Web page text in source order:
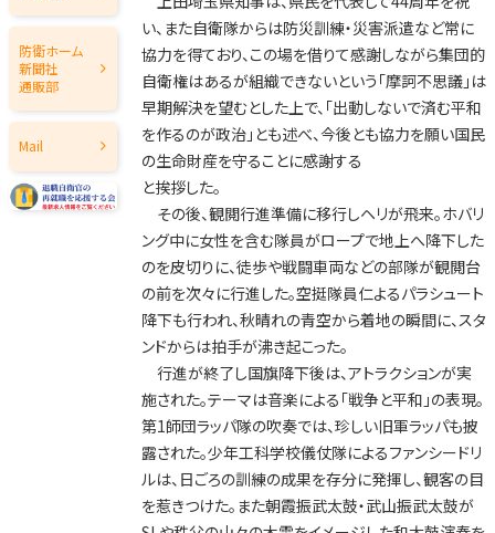
2020年
2019年
2018年
2016年
防衛ホーム
新聞社
通販部
Mail
い、また自衛隊からは防災訓練・災害派遣など常に
協力を得ており、この場を借りて感謝しながら集団的
自衛権はあるが組織できないという「摩訶不思議」は
早期解決を望むとした上で、「出動しないで済む平和
を作るのが政治」とも述べ、今後とも協力を願い国民
の生命財産を守ることに感謝する
と挨拶した。
その後、観閲行進準備に移行しヘリが飛来。ホバリ
ング中に女性を含む隊員がロープで地上へ降下した
のを皮切りに、徒歩や戦闘車両などの部隊が観閲台
の前を次々に行進した。空挺隊員仁よるパラシュート
降下も行われ、秋晴れの青空から着地の瞬間に、スタ
ンドからは拍手が沸き起こった。
行進が終了し国旗降下後は、アトラクションが実
施された。テーマは音楽による「戦争と平和」の表現。
第1師団ラッパ隊の吹奏では、珍しい旧軍ラッパも披
露された。少年工科学校儀仗隊によるファンシードリ
ルは、日ごろの訓練の成果を存分に発揮し、観客の目
を惹きつけた。また朝霞振武太鼓・武山振武太鼓が